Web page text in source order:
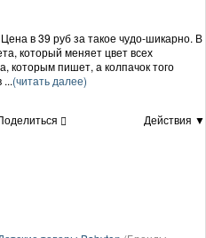
в 39 руб за такое чудо-шикарно. В
который меняет цвет всех
которым пишет, а колпачок того
...(читать далее)
Действия ▼